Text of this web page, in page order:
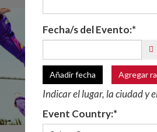
Fecha/s del Evento:*
Añadir fecha Agregar
Indicar el lugar, la ciudad y
Event Country:*